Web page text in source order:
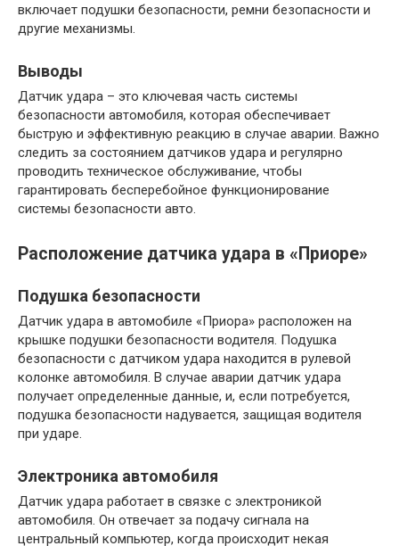
включает подушки безопасности, ремни безопасности и
другие механизмы.
Выводы
Датчик удара – это ключевая часть системы
безопасности автомобиля, которая обеспечивает
быструю и эффективную реакцию в случае аварии. Важно
следить за состоянием датчиков удара и регулярно
проводить техническое обслуживание, чтобы
гарантировать бесперебойное функционирование
системы безопасности авто.
Расположение датчика удара в «Приоре»
Подушка безопасности
Датчик удара в автомобиле «Приора» расположен на
крышке подушки безопасности водителя. Подушка
безопасности с датчиком удара находится в рулевой
колонке автомобиля. В случае аварии датчик удара
получает определенные данные, и, если потребуется,
подушка безопасности надувается, защищая водителя
при ударе.
Электроника автомобиля
Датчик удара работает в связке с электроникой
автомобиля. Он отвечает за подачу сигнала на
центральный компьютер, когда происходит некая